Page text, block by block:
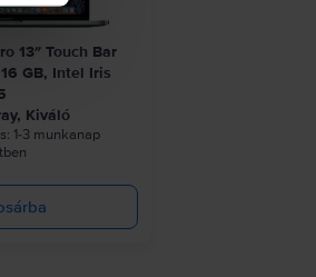
13″ Touch Bar
GB, Intel Iris
Kiváló
1-3 munkanap